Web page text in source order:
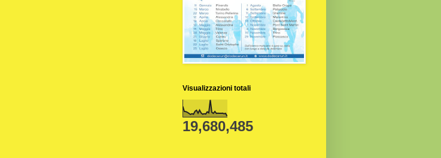
Visualizzazioni totali
19,680,485